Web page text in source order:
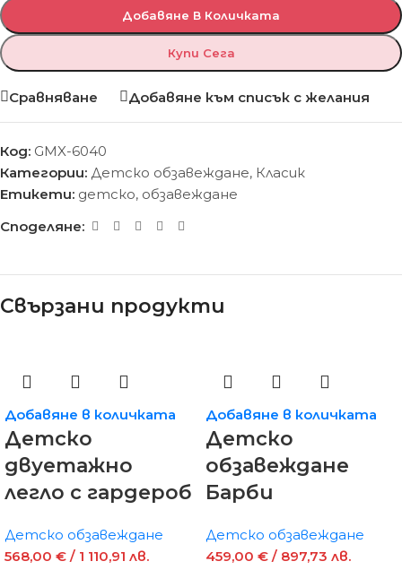
Добавяне В Количката
Купи Сега
Сравняване Добавяне към списък с желания
Код: GMX-6040
Категории: Детско обзавеждане, Класик
Етикети: детско, обзавеждане
Споделяне:
Свързани продукти
Добавяне в количката
Детско
двуетажно
легло с гардероб
Детско обзавеждане
568,00 € / 1 110,91 лв.
Добавяне в количката
Детско
обзавеждане
Барби
Детско обзавеждане
459,00 € / 897,73 лв.